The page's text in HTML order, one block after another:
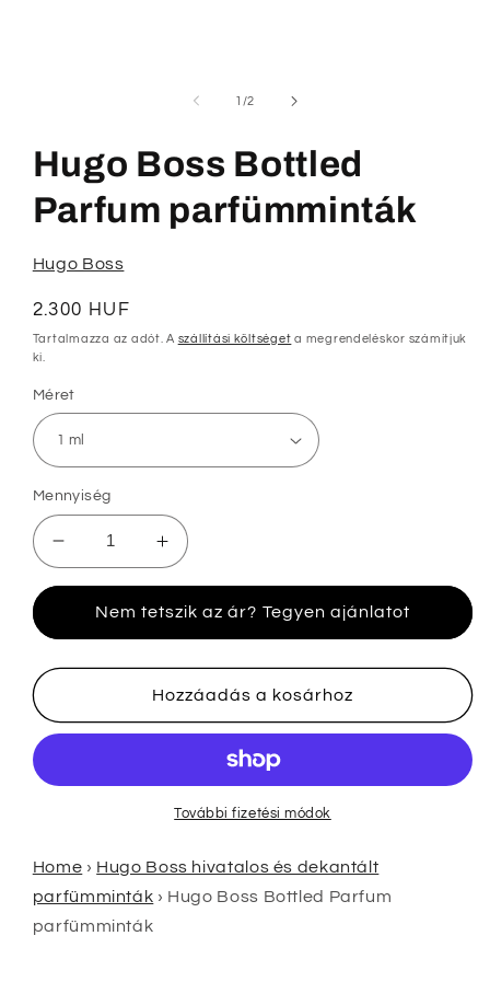
1 //2
Hugo Boss Bottled
Parfum parfümminták
Hugo Boss
Normál
ár
2.300 HUF
Tartalmazza az adót. A szállítási költséget a megrendeléskor számítjuk
ki.
Méret
Mennyiség
Hugo
Boss
Parfum
mennyiségének
csökkentése
Hugo
Boss
Parfum
mennyiségének
növelése
Nem tetszik az ár? Tegyen ajánlatot
Hozzáadás a kosárhoz
További fizetési módok
Home › Hugo Boss hivatalos és dekantált
parfümminták › Hugo Boss Bottled Parfum
parfümminták